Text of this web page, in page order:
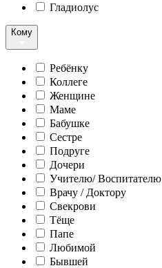
Гладиолус
Кому
Ребёнку
Коллеге
Женщине
Маме
Бабушке
Сестре
Подруге
Дочери
Учителю/ Воспитателю
Врачу / Доктору
Свекрови
Тёще
Папе
Любимой
Бывшей